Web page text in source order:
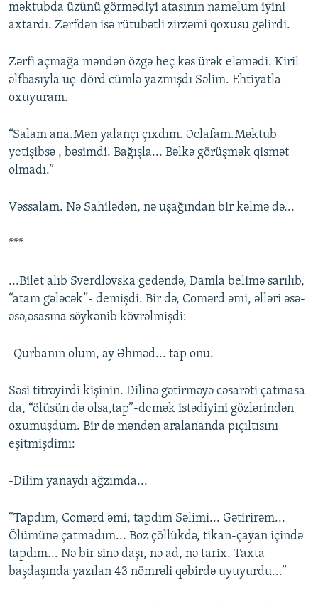
məktubda üzünü görmədiyi atasının naməlum iyini
axtardı. Zərfdən isə rütubətli zirzəmi qoxusu gəlirdi.
Zərfi açmağa məndən özgə heç kəs ürək eləmədi. Kiril
əlfbasıyla uç-dörd cümlə yazmışdı Səlim. Ehtiyatla
oxuyuram.
“Salam ana.Mən yalançı çıxdım. Əclafam.Məktub
yetişibsə , bəsimdi. Bağışla... Bəlkə görüşmək qismət
olmadı.”
Vəssalam. Nə Sahilədən, nə uşağından bir kəlmə də...
***
...Bilet alıb Sverdlovska gedəndə, Damla belimə sarılıb,
“atam gələcək”- demişdi. Bir də, Comərd əmi, əlləri əsə-
əsə,əsasına söykənib kövrəlmişdi:
-Qurbanın olum, ay Əhməd... tap onu.
Səsi titrəyirdi kişinin. Dilinə gətirməyə cəsarəti çatmasa
da, “ölüsün də olsa,tap”-demək istədiyini gözlərindən
oxumuşdum. Bir də məndən aralananda pıçıltısını
eşitmişdimı:
-Dilim yanaydı ağzımda...
“Tapdım, Comərd əmi, tapdım Səlimi... Gətirirəm...
Ölümünə çatmadım... Boz çöllükdə, tikan-çayan içində
tapdım... Nə bir sinə daşı, nə ad, nə tarix. Taxta
başdaşında yazılan 43 nömrəli qəbirdə uyuyurdu...”